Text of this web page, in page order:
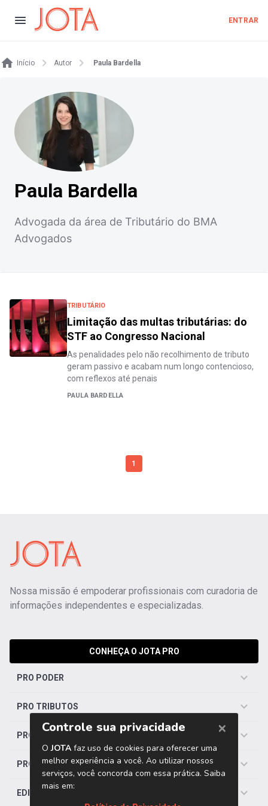
ENTRAR
Início Autor Paula Bardella
Paula Bardella
Advogada da área de Tributário do BMA
Advogados
TRIBUTÁRIO
Limitação das multas tributárias: do
STF ao Congresso Nacional
As penalidades pelo não recolhimento de tributo
geram passivo e acabam num longo contencioso,
com reflexos até penais
PAULA BARDELLA
1
Nossa missão é empoderar profissionais com curadoria de
informações independentes e especializadas.
CONHEÇA O JOTA PRO
PRO PODER
PRO TRIBUTOS
PRO TRABALHISTA
PRO SAÚDE
EDITORIAS